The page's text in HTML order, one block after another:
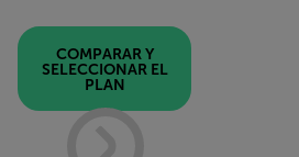
COMPARAR Y
SELECCIONAR EL
PLAN